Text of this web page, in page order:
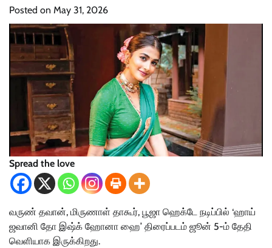
Posted on May 31, 2026
Spread the love
வருண் தவான், மிருணாள் தாகூர், பூஜா ஹெக்டே நடிப்பில் ‘ஹாய்
ஜவானி தோ இஷ்க் ஹோனா ஹை’ திரைப்படம் ஜூன் 5-ம் தேதி
வெளியாக இருக்கிறது.